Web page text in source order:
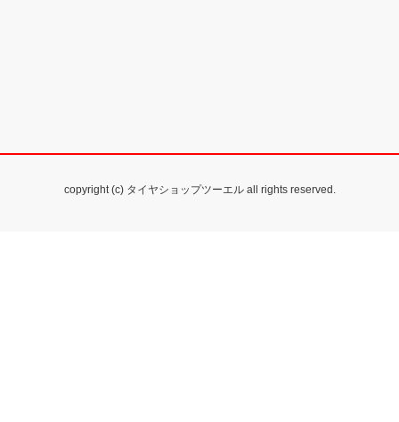
copyright (c) タイヤショップツーエル all rights reserved.